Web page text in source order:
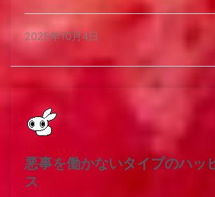
2025年10月4日
悪事を働かないタイプのハッ
ス